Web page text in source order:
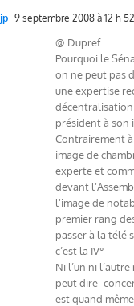
jp 9 septembre 2008 à 12 h
@ Dupref
Pourquoi le
on ne peut pas
une expertise
président à son
Contrairement
image de
experte et
devant
l’image de
premier rang
passer à la télé
c’est la IV°
Ni l’un ni
peut dire -
est quand